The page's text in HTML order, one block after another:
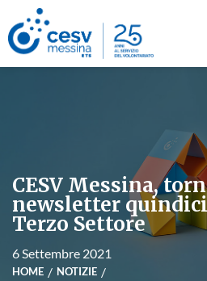
CESV Messina,
newsletter
Terzo Settore
6 Settembre 2021
HOME NOTIZIE